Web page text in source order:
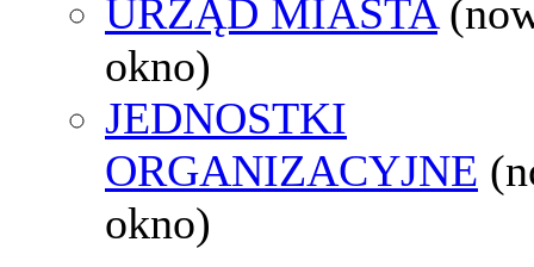
URZĄD MIASTA
okno)
JEDNOSTKI
ORGANIZACYJNE
okno)